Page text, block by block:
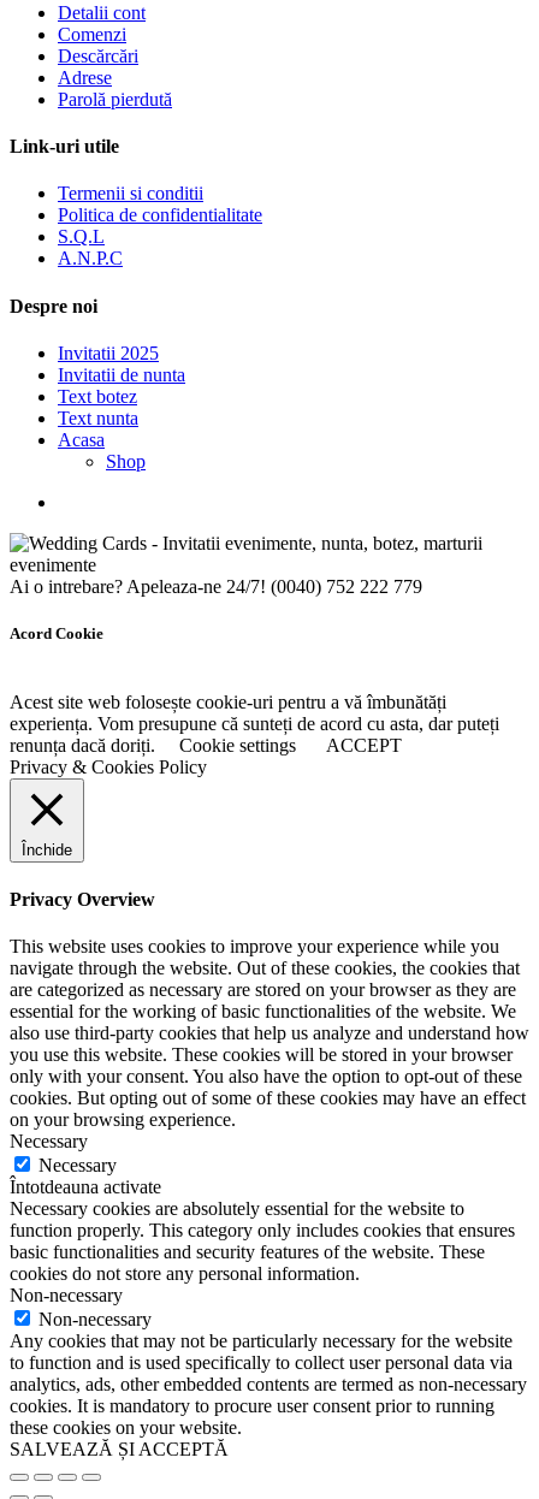
Detalii cont
Comenzi
Descărcări
Adrese
Parolă pierdută
Link-uri utile
Termenii si conditii
Politica de confidentialitate
S.Q.L
A.N.P.C
Despre noi
Invitatii 2025
Invitatii de nunta
Text botez
Text nunta
Acasa
Shop
Ai o intrebare? Apeleaza-ne 24/7! (0040) 752 222 779
Acord Cookie
Acest site web folosește cookie-uri pentru a vă îmbunătăți
experiența. Vom presupune că sunteți de acord cu asta, dar puteți
renunța dacă doriți.
Cookie settings
ACCEPT
Privacy & Cookies Policy
Închide
Privacy Overview
This website uses cookies to improve your experience while you
navigate through the website. Out of these cookies, the cookies that
are categorized as necessary are stored on your browser as they are
essential for the working of basic functionalities of the website. We
also use third-party cookies that help us analyze and understand how
you use this website. These cookies will be stored in your browser
only with your consent. You also have the option to opt-out of these
cookies. But opting out of some of these cookies may have an effect
on your browsing experience.
Necessary
Necessary
Întotdeauna activate
Necessary cookies are absolutely essential for the website to
function properly. This category only includes cookies that ensures
basic functionalities and security features of the website. These
cookies do not store any personal information.
Non-necessary
Non-necessary
Any cookies that may not be particularly necessary for the website
to function and is used specifically to collect user personal data via
analytics, ads, other embedded contents are termed as non-necessary
cookies. It is mandatory to procure user consent prior to running
these cookies on your website.
SALVEAZĂ ȘI ACCEPTĂ